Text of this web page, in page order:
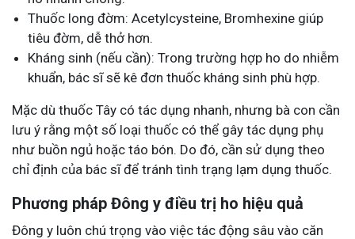
Thuốc long đờm: Acetylcysteine, Bromhexine giúp
tiêu đờm, dễ thở hơn.
Kháng sinh (nếu cần): Trong trường hợp ho do nhiễm
khuẩn, bác sĩ sẽ kê đơn thuốc kháng sinh phù hợp.
Mặc dù thuốc Tây có tác dụng nhanh, nhưng bà con cần
lưu ý rằng một số loại thuốc có thể gây tác dụng phụ
như buồn ngủ hoặc táo bón. Do đó, cần sử dụng theo
chỉ định của bác sĩ để tránh tình trạng lạm dụng thuốc.
Phương pháp Đông y điều trị ho hiệu quả
Đông y luôn chú trọng vào việc tác động sâu vào căn